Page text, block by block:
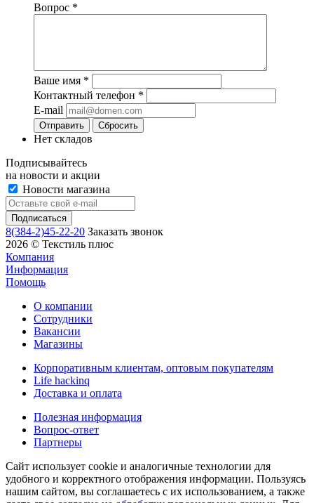
Вопрос *
Ваше имя *
Контактный телефон *
E-mail
Сбросить
Нет складов
Подписывайтесь
на новости и акции
Новости магазина
8(384-2)45-22-20 Заказать звонок
2026 © Текстиль плюс
Компания
Информация
Помощь
О компании
Сотрудники
Вакансии
Магазины
Корпоративным клиентам, оптовым покупателям
Life hackinq
Доставка и оплата
Полезная информация
Вопрос-ответ
Партнеры
Сайт использует cookie и аналогичные технологии для
удобного и корректного отображения информации. Пользуясь
нашим сайтом, вы соглашаетесь с их использованием, а также